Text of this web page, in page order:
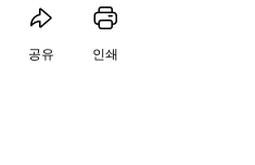
공유 인쇄